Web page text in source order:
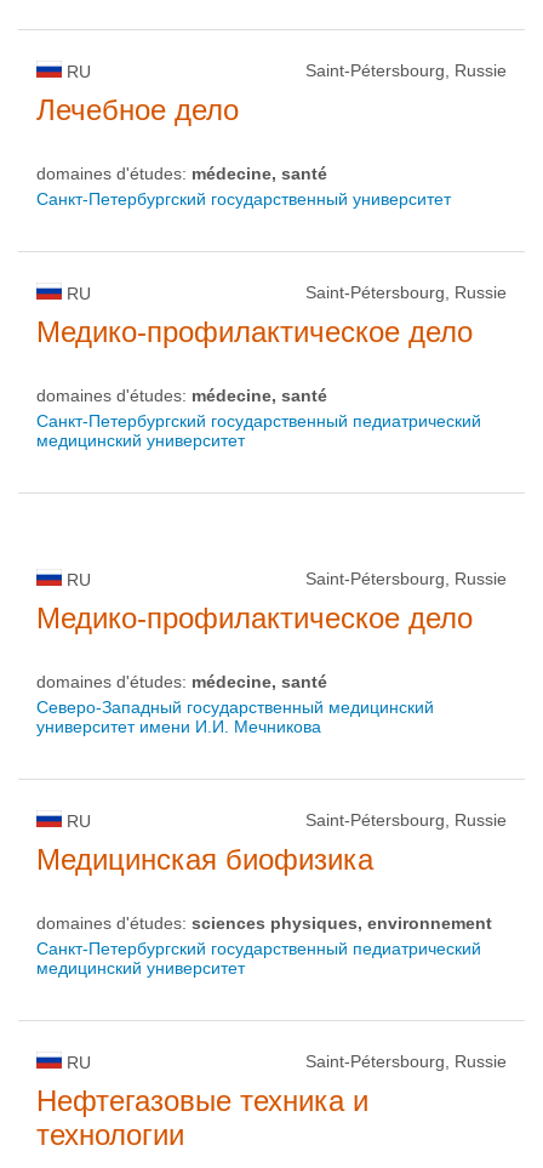
RU Saint-Pétersbourg, Russie
Лечебное дело
domaines d'études: médecine, santé
Санкт-Петербургский государственный университет
RU Saint-Pétersbourg, Russie
Медико-профилактическое дело
domaines d'études: médecine, santé
Санкт-Петербургский государственный педиатрический
медицинский университет
RU Saint-Pétersbourg, Russie
Медико-профилактическое дело
domaines d'études: médecine, santé
Северо-Западный государственный медицинский
университет имени И.И. Мечникова
RU Saint-Pétersbourg, Russie
Медицинская биофизика
domaines d'études: sciences physiques, environnement
Санкт-Петербургский государственный педиатрический
медицинский университет
RU Saint-Pétersbourg, Russie
Нефтегазовые техника и
технологии